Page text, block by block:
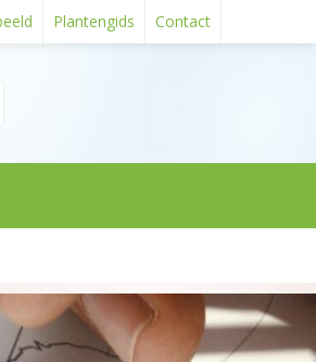
Plantengids Contact